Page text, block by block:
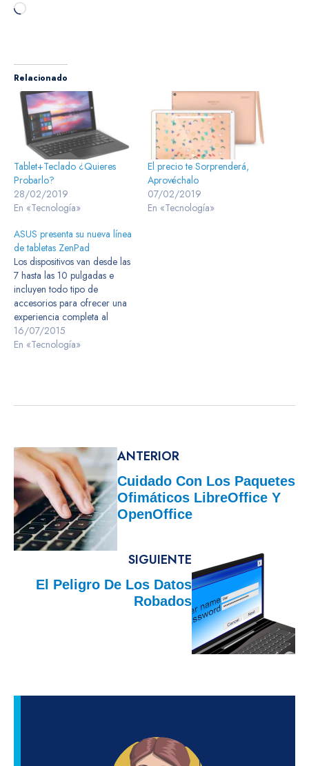
Cargando...
Relacionado
Tablet+Teclado ¿Quieres
Probarlo?
28/02/2019
En «Tecnología»
El precio te Sorprenderá,
Aprovéchalo
07/02/2019
En «Tecnología»
ASUS presenta su nueva línea
de tabletas ZenPad
Los dispositivos van desde las
7 hasta las 10 pulgadas e
incluyen todo tipo de
accesorios para ofrecer una
experiencia completa al
usuario ASUS presenta una
nueva gama de tabletas, las
16/07/2015
En «Tecnología»
ANTERIOR
Cuidado Con Los Paquetes
Ofimáticos LibreOffice Y
OpenOffice
SIGUIENTE
El Peligro De Los Datos
Robados